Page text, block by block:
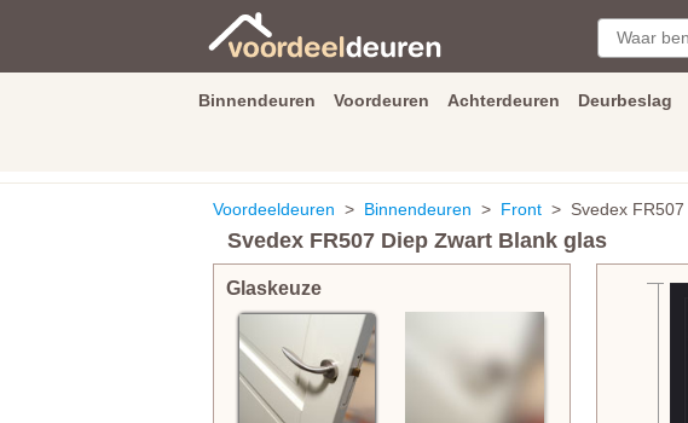
Binnendeuren Voordeuren Achterdeuren Deurbeslag
Voordeeldeuren > Binnendeuren > Front > Svedex FR507
Svedex FR507 Diep Zwart Blank glas
Glaskeuze